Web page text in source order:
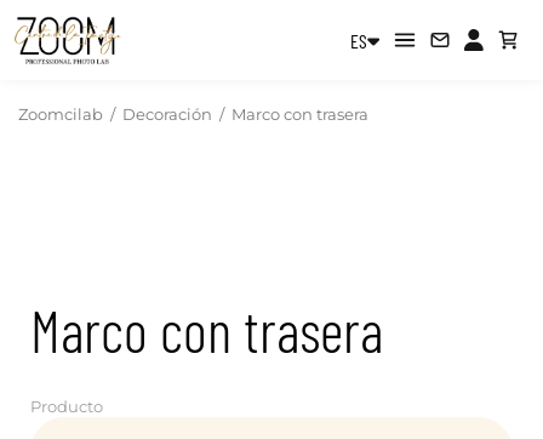
ES
Zoomcilab / Decoración / Marco con trasera
Marco con trasera
Producto